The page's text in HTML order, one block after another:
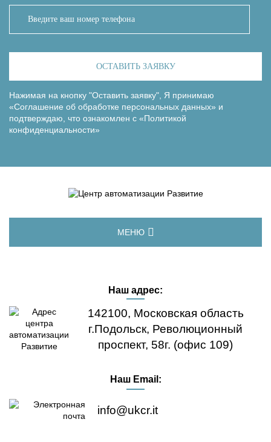
ОСТАВИТЬ ЗАЯВКУ
Нажимая на кнопку "Оставить заявку", Я принимаю
«Соглашение об обработке персональных данных» и
подтверждаю, что ознакомлен с «Политикой
конфиденциальности»
МЕНЮ
ДЕМО-ВЕРСИЯ
ЛИЦЕНЗИИ
ВОПРОС-ОТВЕТ
ЦЕНЫ
Наш адрес:
142100, Московская область
г.Подольск, Революционный
проспект, 58г. (офис 109)
Наш Email:
info@ukcr.it